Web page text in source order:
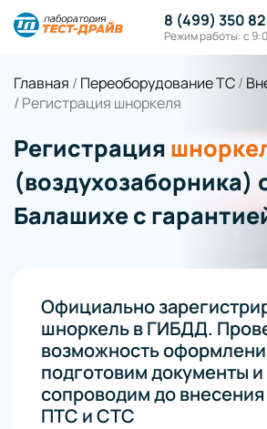
8 (499) 350 82
Режим работы: с
Главная / Переоборудование ТС/
/ Регистрация шноркеля
Регистрация
(воздухозаборника)
Балашихе с
Официально
шноркель в ГИБДД.
возможность
подготовим документы и
сопроводим до внесения
ПТС и СТС